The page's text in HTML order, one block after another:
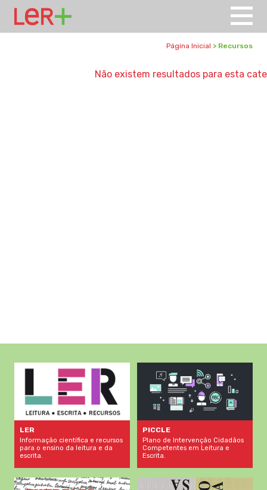
Página Inicial > Recursos
Não existem resultados para esta
LER
Informação científica e recursos
para o ensino da leitura e da
escrita.
PICCLE
Plano de Intervenção Cidadãos
Competentes em Leitura e
Escrita.